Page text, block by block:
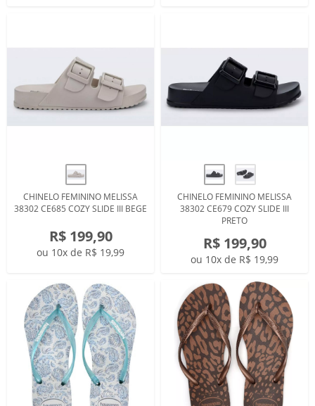
CHINELO FEMININO MELISSA
38302 CE685 COZY SLIDE III BEGE
R$ 199,90
ou 10x de R$ 19,99
CHINELO FEMININO MELISSA
38302 CE679 COZY SLIDE III
PRETO
R$ 199,90
ou 10x de R$ 19,99